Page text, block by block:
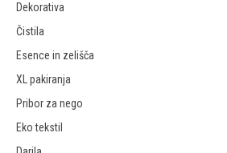
Dekorativa
Čistila
Esence in zelišča
XL pakiranja
Pribor za nego
Eko tekstil